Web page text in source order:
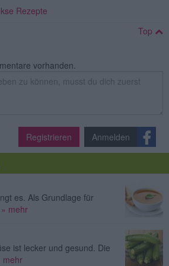
Rezepte
Top
vorhanden.
Registrieren Anmelden
es. Als Grundlage für
» mehr
ist lecker und gesund. Die
mehr